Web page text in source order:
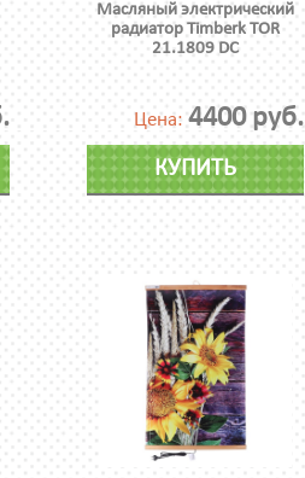
Масляный электрический
радиатор Timberk TOR
21.1809 DC
Цена: 4400 руб.
КУПИТЬ